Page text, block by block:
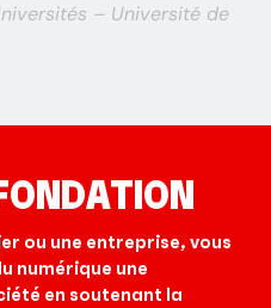
– Université de
ou une entreprise, vous
numérique une
en soutenant la